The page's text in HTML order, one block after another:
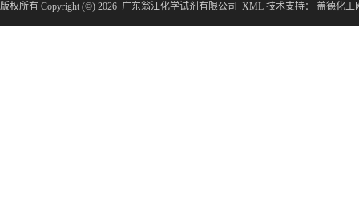
版权所有 Copyright (©) 2026 广东翁江化学试剂有限公司 XML 技术支持： 盖德化工